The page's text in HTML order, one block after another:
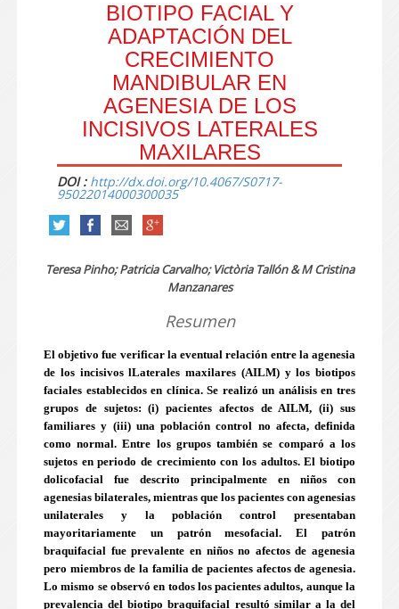
BIOTIPO FACIAL Y
ADAPTACIÓN DEL
CRECIMIENTO
MANDIBULAR EN
AGENESIA DE LOS
INCISIVOS LATERALES
MAXILARES
DOI : http://dx.doi.org/10.4067/S0717-
95022014000300035
Teresa Pinho; Patricia Carvalho; Victòria Tallón & M Cristina
Manzanares
Resumen
El objetivo fue verificar la eventual relación entre la agenesia
de los incisivos lLaterales maxilares (AILM) y los biotipos
faciales establecidos en clínica. Se realizó un análisis en tres
grupos de sujetos: (i) pacientes afectos de AILM, (ii) sus
familiares y (iii) una población control no afecta, definida
como normal. Entre los grupos también se comparó a los
sujetos en periodo de crecimiento con los adultos. El biotipo
dolicofacial fue descrito principalmente en niños con
agenesias bilaterales, mientras que los pacientes con agenesias
unilaterales y la población control presentaban
mayoritariamente un patrón mesofacial. El patrón
braquifacial fue prevalente en niños no afectos de agenesia
pero miembros de la familia de pacientes afectos de agenesia.
Lo mismo se observó en todos los pacientes adultos, aunque la
prevalencia del biotipo braquifacial resultó similar a la del